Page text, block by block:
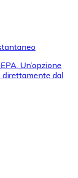
Un’opzione
direttamente dal